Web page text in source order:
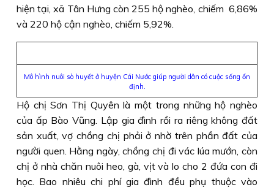
hiện tại, xã Tân Hưng còn 255 hộ nghèo, chiếm 6,86%
và 220 hộ cận nghèo, chiếm 5,92%.
Mô hình nuôi sò huyết ở huyện Cái Nước giúp người dân có cuộc sống ổn
định.
Hộ chị Sơn Thị Quyên là một trong những hộ nghèo
của ấp Bào Vũng. Lập gia đình rồi ra riêng không đất
sản xuất, vợ chồng chị phải ở nhờ trên phần đất của
người quen. Hằng ngày, chồng chị đi vác lúa mướn, còn
chị ở nhà chăn nuôi heo, gà, vịt và lo cho 2 đứa con đi
học. Bao nhiêu chi phí gia đình đều phụ thuộc vào